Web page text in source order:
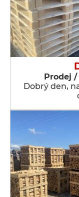
Prodej
Dobrý den,